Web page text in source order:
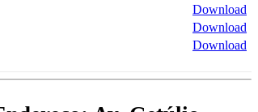
Download
Download
Download